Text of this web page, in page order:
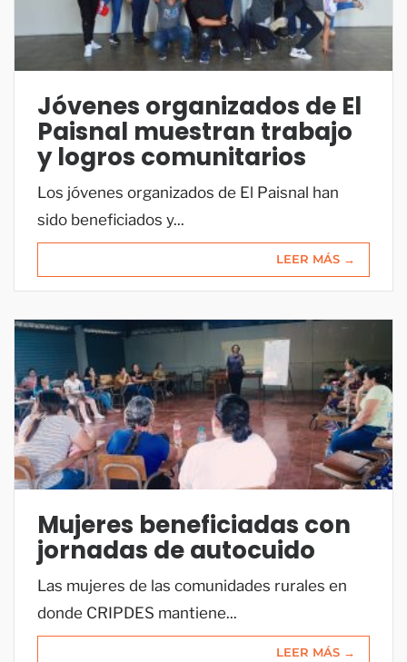
Jóvenes organizados de El
Paisnal muestran trabajo
y logros comunitarios
Los jóvenes organizados de El Paisnal han
sido beneficiados y...
LEER MÁS →
Mujeres beneficiadas con
jornadas de autocuido
Las mujeres de las comunidades rurales en
donde CRIPDES mantiene...
LEER MÁS →